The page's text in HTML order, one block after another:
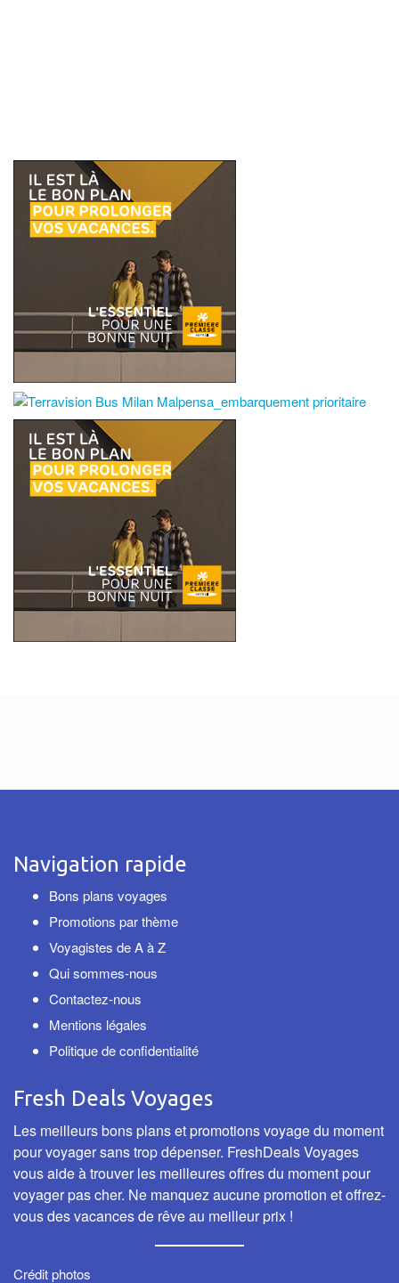
Navigation rapide
Bons plans voyages
Promotions par thème
Voyagistes de A à Z
Qui sommes-nous
Contactez-nous
Mentions légales
Politique de confidentialité
Fresh Deals Voyages
Les meilleurs bons plans et promotions voyage du moment
pour voyager sans trop dépenser. FreshDeals Voyages
vous aide à trouver les meilleures offres du moment pour
voyager pas cher. Ne manquez aucune promotion et offrez-
vous des vacances de rêve au meilleur prix !
Crédit photos